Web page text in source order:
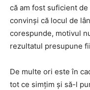
că am fost suficient
convinși că locul de
corespunde, motivul
rezultatul presupune
De multe ori este în
tot ce simțim și să-l